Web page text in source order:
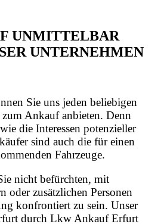
UNMITTELBAR
UNTERNEHMEN
Sie uns jeden beliebigen
Ankauf anbieten. Denn
die Interessen potenzieller
sind auch die für einen
Fahrzeuge.
nicht befürchten, mit
oder zusätzlichen Personen
konfrontiert zu sein. Unser
durch Lkw Ankauf Erfurt